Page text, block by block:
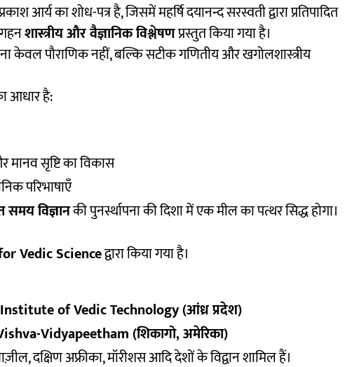
आर्य का शोध-पत्र है, जिसमें महर्षि दयानन्द सरस्वती द्वारा प्रतिपादित
शास्त्रीय और वैज्ञानिक विश्लेषणप्रस्तुत किया गया है।
केवल पौराणिक नहीं, बल्कि सटीक गणितीय और खगोलशास्त्रीय
आधार है:
मानव सृष्टि का विकास
परिभाषाएँ
विज्ञानकी पुनर्स्थापना की दिशा में एक मील का पत्थर सिद्ध होगा।
Vedic Scienceद्वारा किया गया है।
of Vedic Technology (आंध्र प्रदेश)
Vidyapeetham (शिकागो, अमेरिका)
दक्षिण अफ्रीका, मॉरीशस आदि देशों के विद्वान शामिल हैं।